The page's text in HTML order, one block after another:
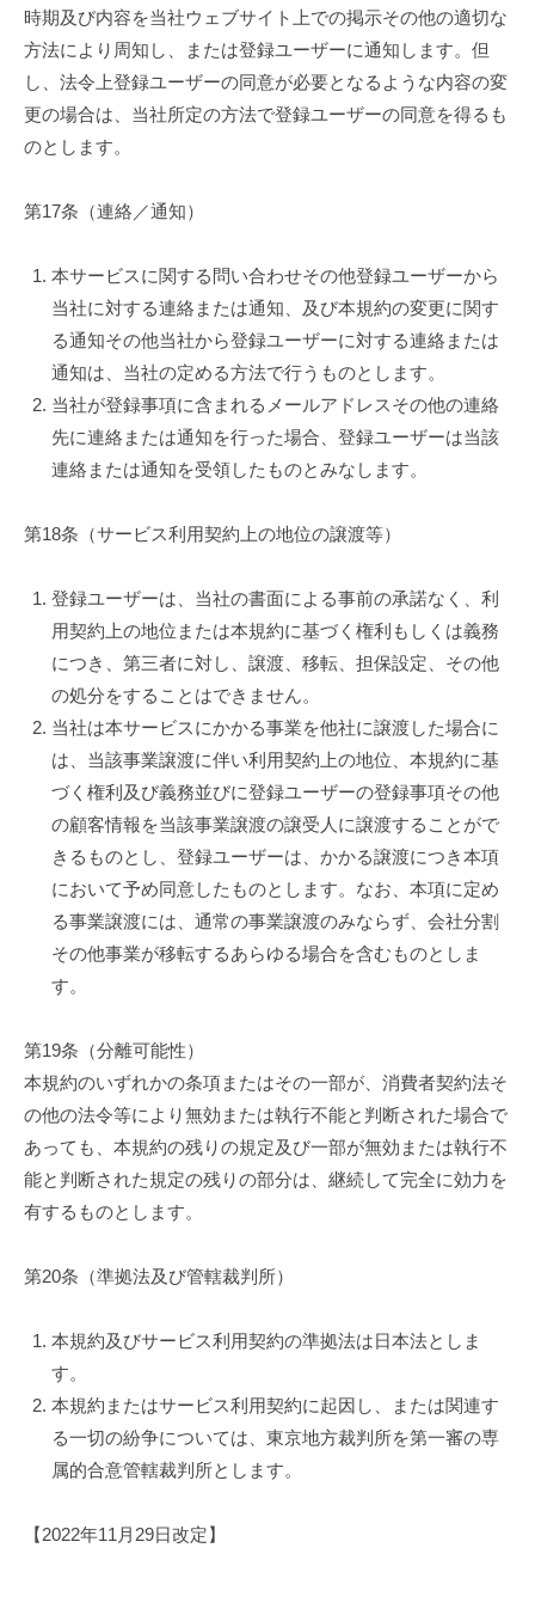
時期及び内容を当社ウェブサイト上での掲示その他の適切な
方法により周知し、または登録ユーザーに通知します。但
し、法令上登録ユーザーの同意が必要となるような内容の変
更の場合は、当社所定の方法で登録ユーザーの同意を得るも
のとします。
第17条（連絡／通知）
本サービスに関する問い合わせその他登録ユーザーから
当社に対する連絡または通知、及び本規約の変更に関す
る通知その他当社から登録ユーザーに対する連絡または
通知は、当社の定める方法で行うものとします。
当社が登録事項に含まれるメールアドレスその他の連絡
先に連絡または通知を行った場合、登録ユーザーは当該
連絡または通知を受領したものとみなします。
第18条（サービス利用契約上の地位の譲渡等）
登録ユーザーは、当社の書面による事前の承諾なく、利
用契約上の地位または本規約に基づく権利もしくは義務
につき、第三者に対し、譲渡、移転、担保設定、その他
の処分をすることはできません。
当社は本サービスにかかる事業を他社に譲渡した場合に
は、当該事業譲渡に伴い利用契約上の地位、本規約に基
づく権利及び義務並びに登録ユーザーの登録事項その他
の顧客情報を当該事業譲渡の譲受人に譲渡することがで
きるものとし、登録ユーザーは、かかる譲渡につき本項
において予め同意したものとします。なお、本項に定め
る事業譲渡には、通常の事業譲渡のみならず、会社分割
その他事業が移転するあらゆる場合を含むものとしま
す。
第19条（分離可能性）
本規約のいずれかの条項またはその一部が、消費者契約法そ
の他の法令等により無効または執行不能と判断された場合で
あっても、本規約の残りの規定及び一部が無効または執行不
能と判断された規定の残りの部分は、継続して完全に効力を
有するものとします。
第20条（準拠法及び管轄裁判所）
本規約及びサービス利用契約の準拠法は日本法としま
す。
本規約またはサービス利用契約に起因し、または関連す
る一切の紛争については、東京地方裁判所を第一審の専
属的合意管轄裁判所とします。
【2022年11月29日改定】